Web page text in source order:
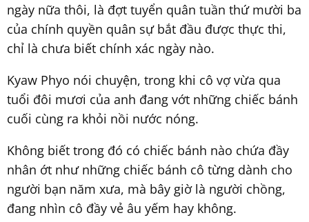
ngày nữa thôi, là đợt tuyển quân tuần thứ mười ba
của chính quyền quân sự bắt đầu được thực thi,
chỉ là chưa biết chính xác ngày nào.
Kyaw Phyo nói chuyện, trong khi cô vợ vừa qua
tuổi đôi mươi của anh đang vớt những chiếc bánh
cuối cùng ra khỏi nồi nước nóng.
Không biết trong đó có chiếc bánh nào chứa đầy
nhân ớt như những chiếc bánh cô từng dành cho
người bạn năm xưa, mà bây giờ là người chồng,
đang nhìn cô đầy vẻ âu yếm hay không.